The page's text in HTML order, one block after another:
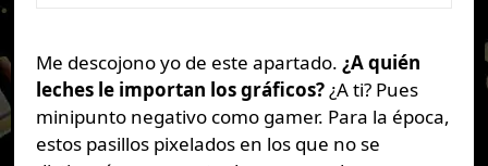
Me descojono yo de este apartado. ¿A quién
leches le importan los gráficos?¿A ti? Pues
minipunto negativo como gamer. Para la época,
estos pasillos pixelados en los que no se